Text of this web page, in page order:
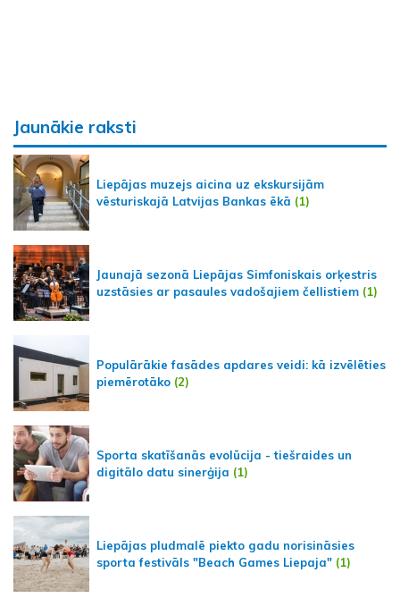
Jaunākie raksti
Liepājas muzejs aicina uz ekskursijām
vēsturiskajā Latvijas Bankas ēkā (1)
Jaunajā sezonā Liepājas Simfoniskais orķestris
uzstāsies ar pasaules vadošajiem čellistiem (1)
Populārākie fasādes apdares veidi: kā izvēlēties
piemērotāko (2)
Sporta skatīšanās evolūcija - tiešraides un
digitālo datu sinerģija (1)
Liepājas pludmalē piekto gadu norisināsies
sporta festivāls "Beach Games Liepaja" (1)